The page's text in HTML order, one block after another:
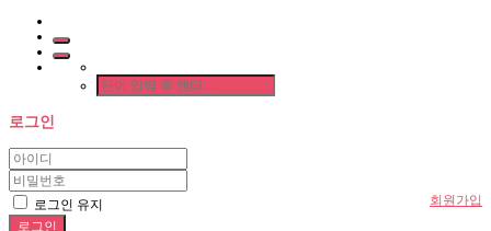
로그인
로그인 유지 회원가입